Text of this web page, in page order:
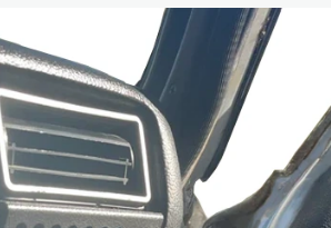
ВАЗ
2113,
2114,
2115?